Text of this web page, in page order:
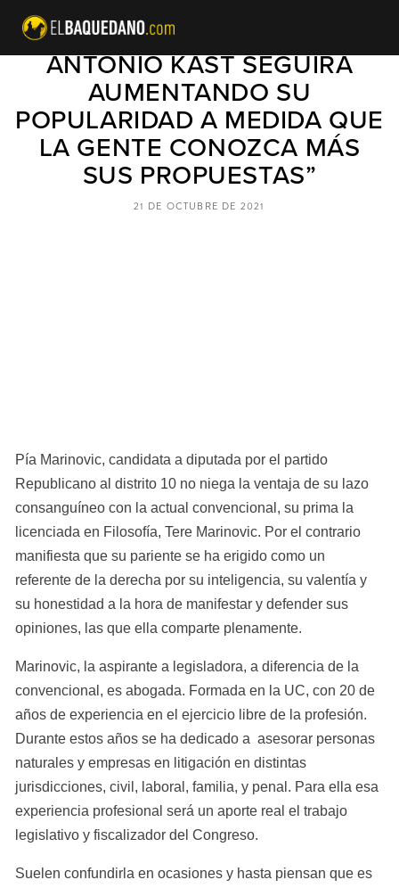
PÍA MARINOVIC: “JOSÉ
ANTONIO KAST SEGUIRÁ
AUMENTANDO SU
POPULARIDAD A MEDIDA QUE
LA GENTE CONOZCA MÁS
SUS PROPUESTAS”
Pía Marinovic, candidata a diputada por el partido
Republicano al distrito 10 no niega la ventaja de su lazo
consanguíneo con la actual convencional, su prima la
licenciada en Filosofía, Tere Marinovic. Por el contrario
manifiesta que su pariente se ha erigido como un
referente de la derecha por su inteligencia, su valentía y
su honestidad a la hora de manifestar y defender sus
opiniones, las que ella comparte plenamente.
Marinovic, la aspirante a legisladora, a diferencia de la
convencional, es abogada. Formada en la UC, con 20 de
años de experiencia en el ejercicio libre de la profesión.
Durante estos años se ha dedicado a  asesorar personas
naturales y empresas en litigación en distintas
jurisdicciones, civil, laboral, familia, y penal. Para ella esa
experiencia profesional será un aporte real el trabajo
legislativo y fiscalizador del Congreso.
Suelen confundirla en ocasiones y hasta piensan que es
21 DE OCTUBRE DE 2021